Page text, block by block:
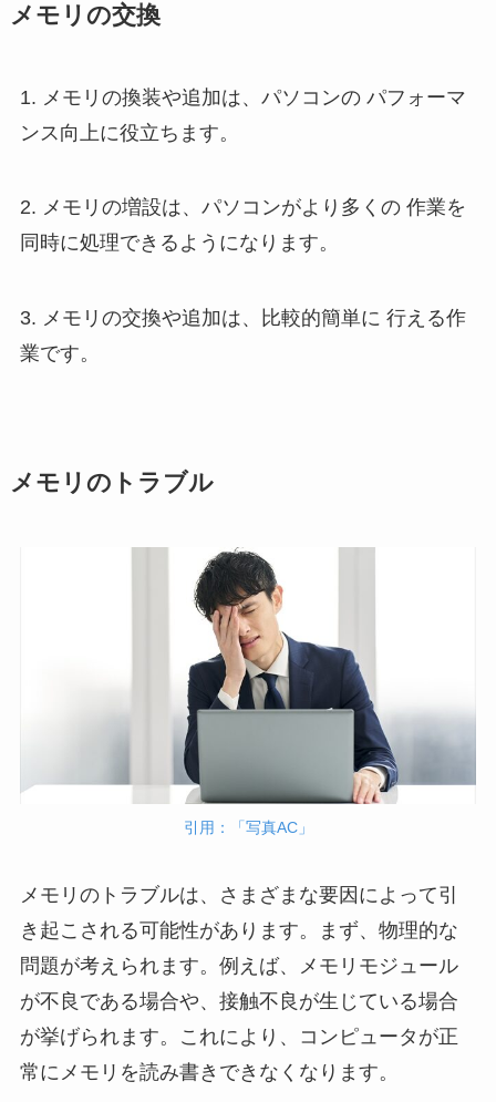
メモリの交換
1. メモリの換装や追加は、パソコンの パフォーマ
ンス向上に役立ちます。
2. メモリの増設は、パソコンがより多くの 作業を
同時に処理できるようになります。
3. メモリの交換や追加は、比較的簡単に 行える作
業です。
メモリのトラブル
引用：「写真AC」
メモリのトラブルは、さまざまな要因によって引
き起こされる可能性があります。まず、物理的な
問題が考えられます。例えば、メモリモジュール
が不良である場合や、接触不良が生じている場合
が挙げられます。これにより、コンピュータが正
常にメモリを読み書きできなくなります。